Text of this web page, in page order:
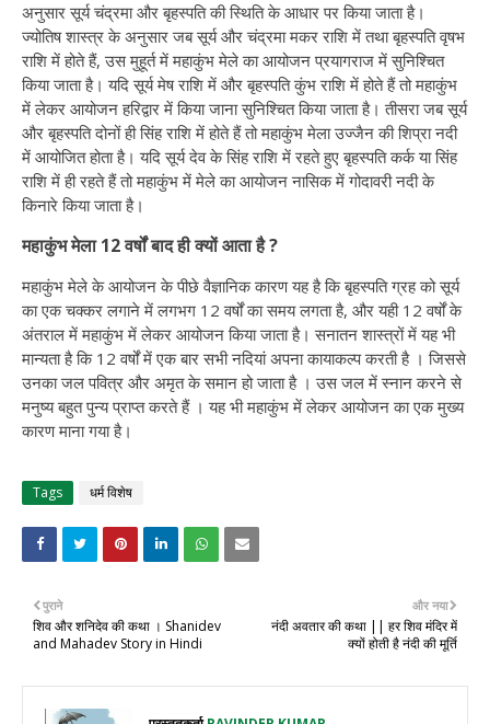
अनुसार सूर्य चंद्रमा और बृहस्पति की स्थिति के आधार पर किया जाता है।
ज्योतिष शास्त्र के अनुसार जब सूर्य और चंद्रमा मकर राशि में तथा बृहस्पति वृषभ
राशि में होते हैं, उस मुहूर्त में महाकुंभ मेले का आयोजन प्रयागराज में सुनिश्चित
किया जाता है। यदि सूर्य मेष राशि में और बृहस्पति कुंभ राशि में होते हैं तो महाकुंभ
में लेकर आयोजन हरिद्वार में किया जाना सुनिश्चित किया जाता है। तीसरा जब सूर्य
और बृहस्पति दोनों ही सिंह राशि में होते हैं तो महाकुंभ मेला उज्जैन की शिप्रा नदी
में आयोजित होता है। यदि सूर्य देव के सिंह राशि में रहते हुए बृहस्पति कर्क या सिंह
राशि में ही रहते हैं तो महाकुंभ में मेले का आयोजन नासिक में गोदावरी नदी के
किनारे किया जाता है।
महाकुंभ मेला 12 वर्षों बाद ही क्यों आता है ?
महाकुंभ मेले के आयोजन के पीछे वैज्ञानिक कारण यह है कि बृहस्पति ग्रह को सूर्य
का एक चक्कर लगाने में लगभग 12 वर्षों का समय लगता है, और यही 12 वर्षों के
अंतराल में महाकुंभ में लेकर आयोजन किया जाता है। सनातन शास्त्रों में यह भी
मान्यता है कि 12 वर्षों में एक बार सभी नदियां अपना कायाकल्प करती है । जिससे
उनका जल पवित्र और अमृत के समान हो जाता है । उस जल में स्नान करने से
मनुष्य बहुत पुन्य प्राप्त करते हैं । यह भी महाकुंभ में लेकर आयोजन का एक मुख्य
कारण माना गया है।
Tags धर्म विशेष
और नया
नंदी अवतार की कथा || हर शिव मंदिर में
क्यों होती है नंदी की मूर्ति
पुराने
शिव और शनिदेव की कथा । Shanidev
and Mahadev Story in Hindi